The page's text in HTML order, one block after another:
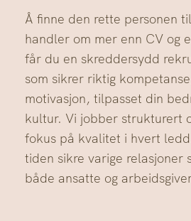
Å finne den rette personen
handler om mer enn CV og
får du en skreddersydd
som sikrer riktig
motivasjon, tilpasset din
kultur. Vi jobber strukturert
fokus på kvalitet i hvert
tiden sikre varige relasjoner
både ansatte og